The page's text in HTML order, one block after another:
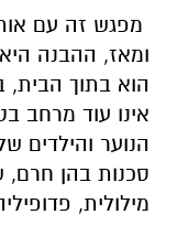
ומאז, ההבנה
הוא בתוך
אינו עוד מרחב
הנוער והילדים
סכנות בהן חרם,
מילולית,